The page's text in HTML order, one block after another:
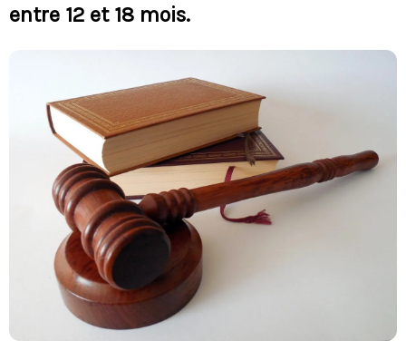
entre 12 et 18 mois.